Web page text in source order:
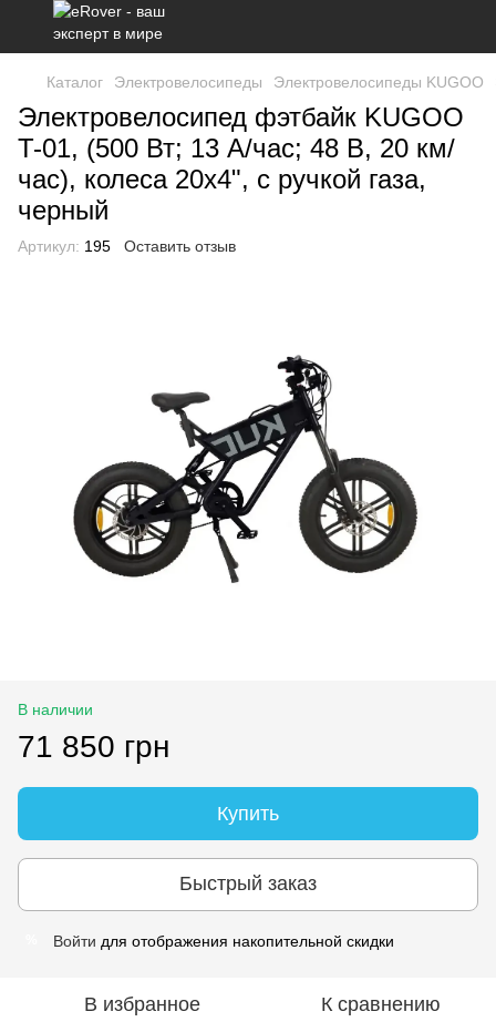
Каталог Электровелосипеды Электровелосипеды KUGOO
Электровелосипед фэтбайк KUGOO
T-01, (500 Вт; 13 А/час; 48 В, 20 км/
час), колеса 20х4", с ручкой газа,
черный
Артикул: 195 Оставить отзыв
В наличии
71 850 грн
Купить
Быстрый заказ
Войти для отображения накопительной скидки
В избранное К сравнению